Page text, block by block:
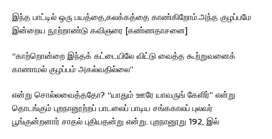
இந்த பாட்டில் ஒரு பயத்தை,கலக்கத்தை காண்கிறோம்.அந்த குழப்பமே
இன்றைய நூற்றாண்டு கவிஞரை [கண்ணதாசனை]
“காற்றொன்றை இந்தக் கட்டையிலே விட்டு வைத்த கூற்றுவனைக்
காணாமல் குழப்பம் அகல்வதில்லை”
என்று சொல்லவைத்ததோ? “யாதும் ஊரே யாவருங் கேளிர்” என்று
தொடங்கும் புறநானூற்றப் பாடலைப் பாடிய சங்ககாலப் புலவர்
பூங்குன்றனார் சாதல் புதியதன்று என்று. புறநானூறு 192, இல்